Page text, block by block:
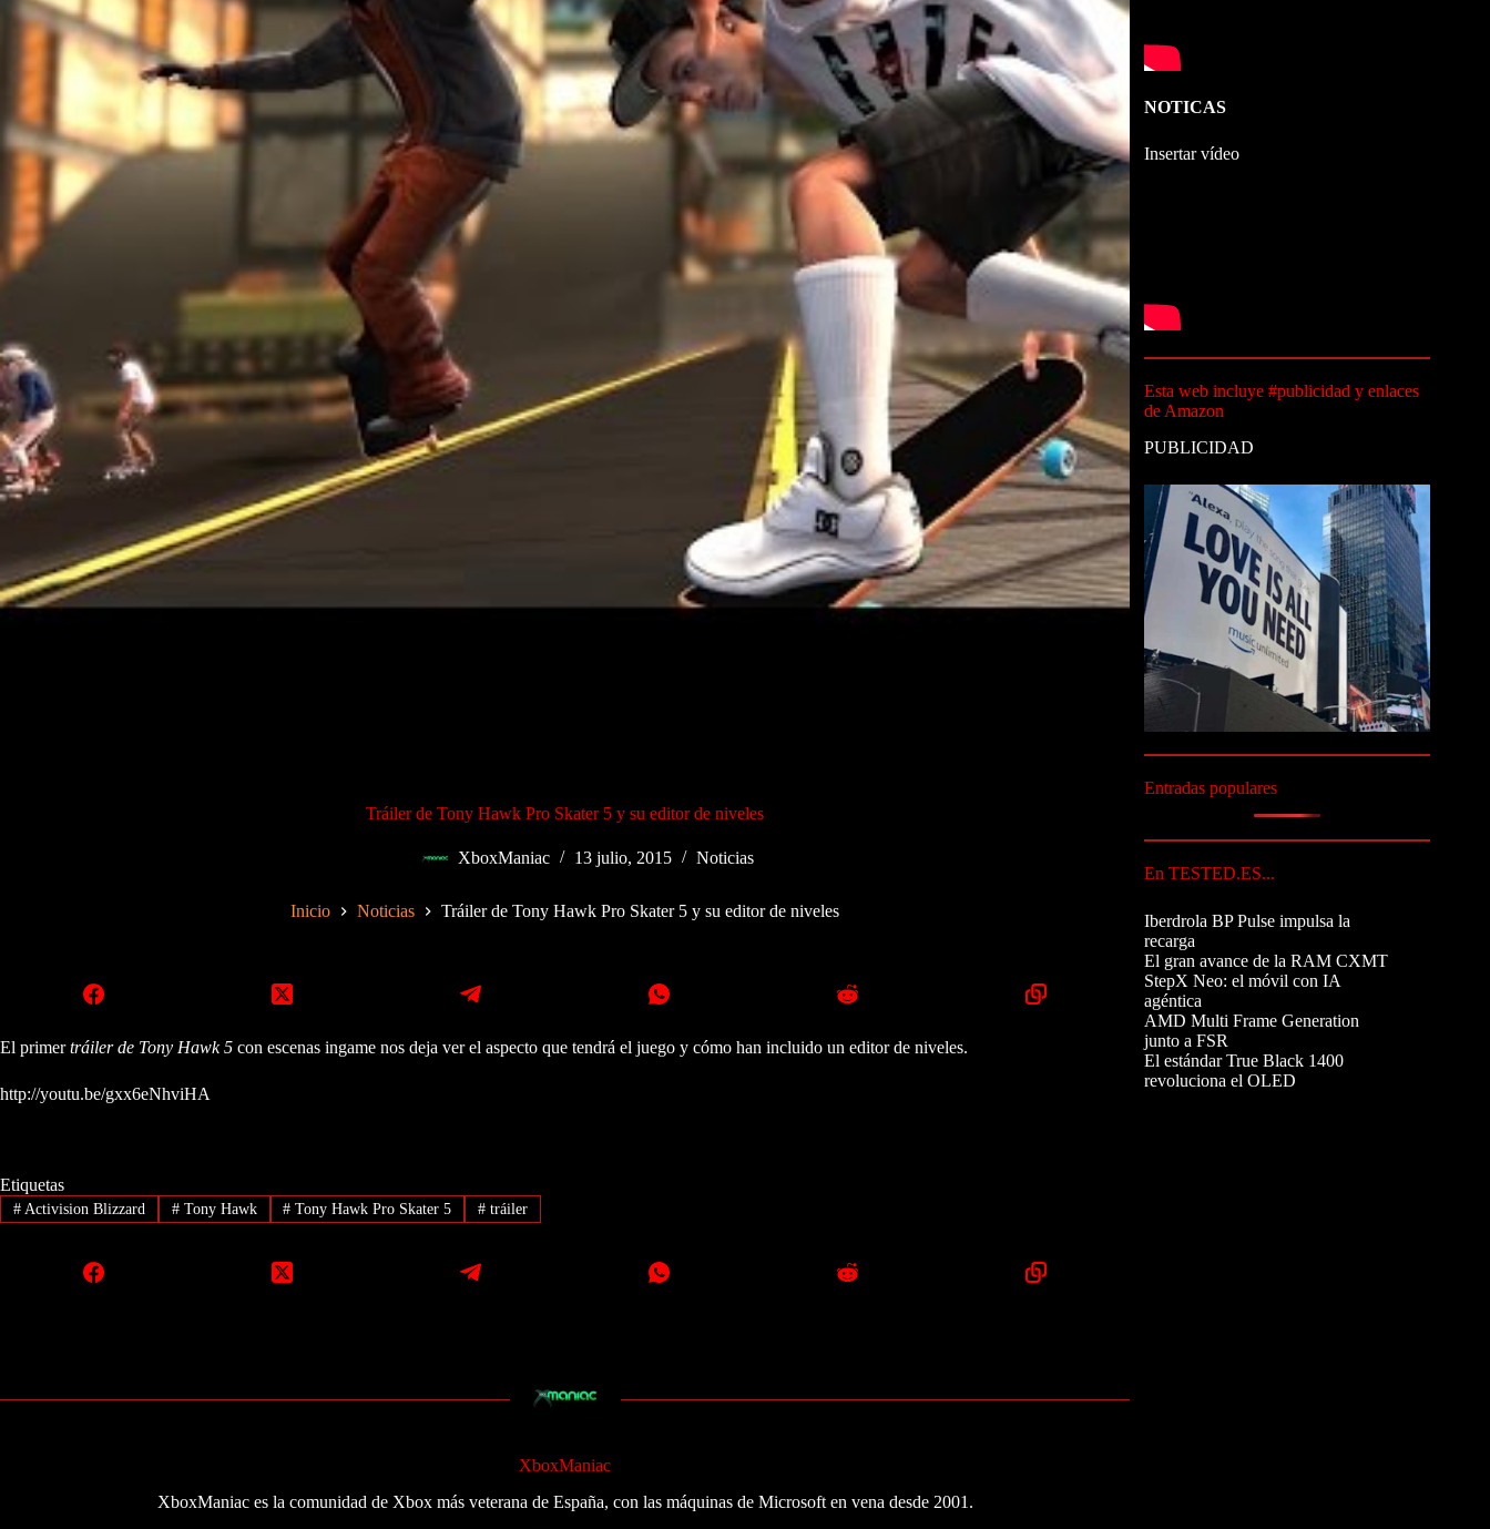
Tráiler de Tony Hawk Pro Skater 5 y su editor de niveles
XboxManiac 13 julio, 2015 Noticias
Inicio Noticias Tráiler de Tony Hawk Pro Skater 5 y su editor de niveles
El primertráiler de Tony Hawk 5 con escenas ingame nos deja ver el aspecto que tendrá el juego y cómo han incluido un editor de niveles.
http://youtu.be/gxx6eNhviHA
Etiquetas
#Activision Blizzard #Tony Hawk # Tony Hawk Pro Skater 5 # tráiler
XboxManiac
XboxManiac es la comunidad de Xbox más veterana de España, con las máquinas de Microsoft en vena desde 2001.
NOTICAS
Insertar vídeo
Esta web incluye #publicidad y enlaces
de Amazon
PUBLICIDAD
Entradas populares
En TESTED.ES...
Iberdrola BP Pulse impulsa la
recarga
El gran avance de la RAM CXMT
StepX Neo: el móvil con IA
agéntica
AMD Multi Frame Generation
junto a FSR
El estándar True Black 1400
revoluciona el OLED